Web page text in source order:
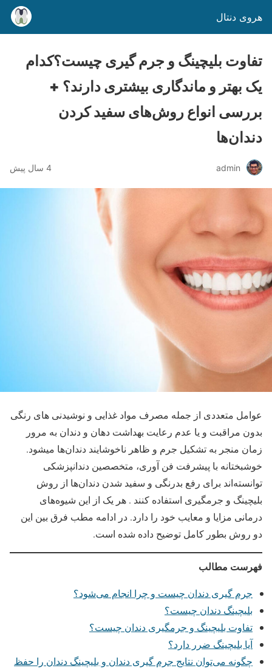
هروی دنتال
تفاوت بلیچینگ و جرم گیری چیست؟کدام
یک بهتر و ماندگاری بیشتری دارند؟ +
بررسی انواع روش‌های سفید کردن
دندان‌ها
admin 4 سال پیش
عوامل متعددی از جمله مصرف مواد غذایی و نوشیدنی ­های رنگی
بدون مراقبت و یا عدم رعایت بهداشت دهان و دندان به مرور
زمان منجر به تشکیل جرم و ظاهر ناخوشایند دندان­‌ها می­شود.
خوشبختانه با پیشرفت فن آوری، متخصصین دندانپزشکی
توانسته‌­اند برای رفع بدرنگی و سفید شدن دندان­‌ها از روش
بلیچینگ و جرمگیری استفاده ­کنند . هر یک از این شیوه‌­های
درمانی مزایا و معایب خود را دارد. در ادامه مطب فرق بین این
دو روش بطور کامل توضیح داده شده است.
فهرست مطالب
جرم گیری دندان چیست و چرا انجام می‌شود؟
بلیچینگ دندان چیست؟
تفاوت بلیچینگ و جرمگیری دندان چیست؟
آیا بلیچینگ ضرر دارد؟
چگونه می‌توان نتایج جرم گیری دندان و بلیچینگ دندان را حفظ